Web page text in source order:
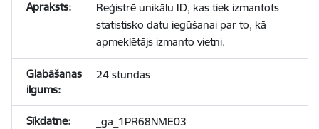
Reģistrē unikālu ID, kas tiek izmantots
statistisko datu iegūšanai par to, kā
apmeklētājs izmanto vietni.
24 stundas
_ga_1PR68NME03